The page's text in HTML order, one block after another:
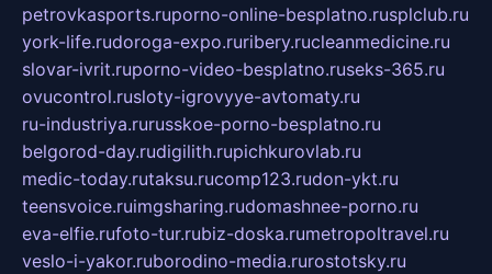
petrovkasports.ruporno-online-besplatno.rusplclub.ru
york-life.rudoroga-expo.ruribery.rucleanmedicine.ru
slovar-ivrit.ruporno-video-besplatno.ruseks-365.ru
ovucontrol.rusloty-igrovyye-avtomaty.ru
ru-industriya.rurusskoe-porno-besplatno.ru
belgorod-day.rudigilith.rupichkurovlab.ru
medic-today.rutaksu.rucomp123.rudon-ykt.ru
teensvoice.ruimgsharing.rudomashnee-porno.ru
eva-elfie.rufoto-tur.rubiz-doska.rumetropoltravel.ru
veslo-i-yakor.ruborodino-media.rurostotsky.ru